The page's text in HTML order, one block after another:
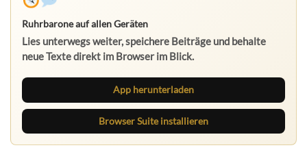
Ruhrbarone auf allen Geräten
Lies unterwegs weiter, speichere Beiträge und behalte
neue Texte direkt im Browser im Blick.
App herunterladen
Browser Suite installieren